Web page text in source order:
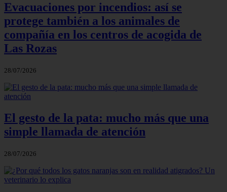
Evacuaciones por incendios: así se
protege también a los animales de
compañía en los centros de acogida de
Las Rozas
28/07/2026
El gesto de la pata: mucho más que una
simple llamada de atención
28/07/2026